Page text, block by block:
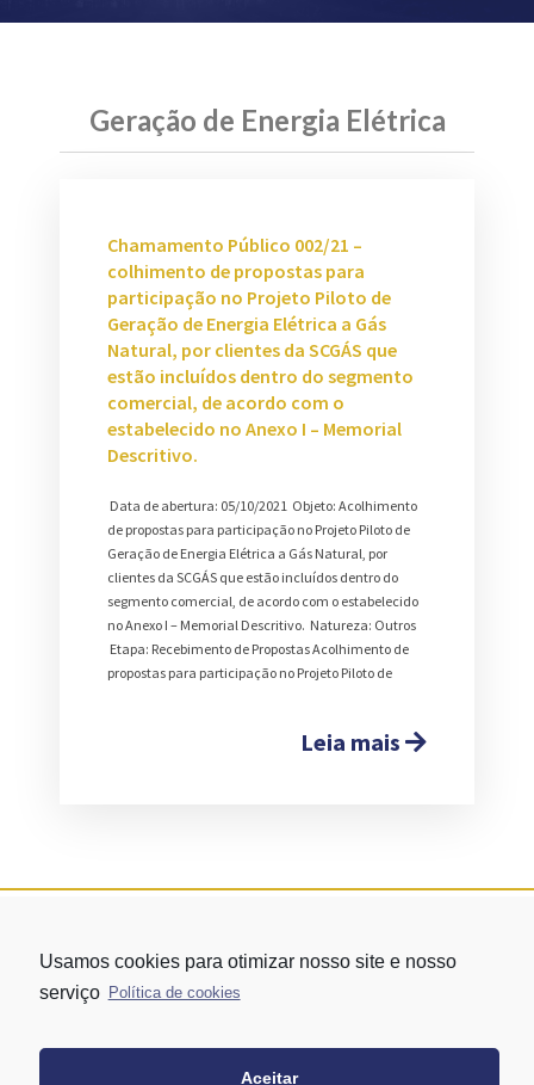
Geração de Energia Elétrica
Chamamento Público 002/21 –
colhimento de propostas para
participação no Projeto Piloto de
Geração de Energia Elétrica a Gás
Natural, por clientes da SCGÁS que
estão incluídos dentro do segmento
comercial, de acordo com o
estabelecido no Anexo I – Memorial
Descritivo.
Data de abertura: 05/10/2021 Objeto: Acolhimento
de propostas para participação no Projeto Piloto de
Geração de Energia Elétrica a Gás Natural, por
clientes da SCGÁS que estão incluídos dentro do
segmento comercial, de acordo com o estabelecido
no Anexo I – Memorial Descritivo. Natureza: Outros
Etapa: Recebimento de Propostas Acolhimento de
propostas para participação no Projeto Piloto de
Leia mais
Usamos cookies para otimizar nosso site e nosso
serviço Política de cookies
Aceitar